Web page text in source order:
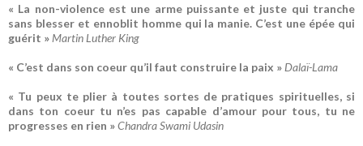
« La non-violence est une arme puissante et juste qui tranche
sans blesser et ennoblit homme qui la manie. C’est une épée qui
guérit » Martin Luther King
« C’est dans son coeur qu’il faut construire la paix » Dalaï-Lama
« Tu peux te plier à toutes sortes de pratiques spirituelles, si
dans ton coeur tu n’es pas capable d’amour pour tous, tu ne
progresses en rien »Chandra Swami Udasin